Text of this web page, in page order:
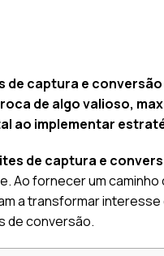
de captura e
de algo valioso,
ao implementar
de captura e
Ao fornecer um
a transformar
de conversão.